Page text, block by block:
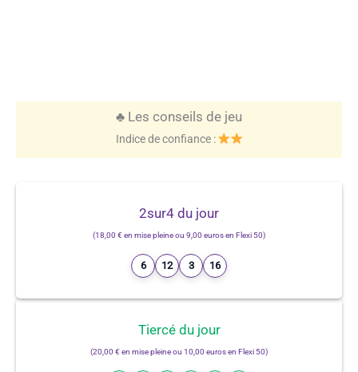
♣️ Les conseils de jeu
Indice de confiance :
2sur4 du jour
(18,00 € en mise pleine ou 9,00 euros en Flexi 50)
6 12 3 16
Tiercé du jour
(20,00 € en mise pleine ou 10,00 euros en Flexi 50)